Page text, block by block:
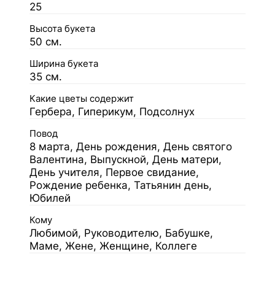
25
Высота букета
50 см.
Ширина букета
35 см.
Какие цветы содержит
Гербера, Гиперикум, Подсолнух
Повод
8 марта, День рождения, День святого
Валентина, Выпускной, День матери,
День учителя, Первое свидание,
Рождение ребенка, Татьянин день,
Юбилей
Кому
Любимой, Руководителю, Бабушке,
Маме, Жене, Женщине, Коллеге